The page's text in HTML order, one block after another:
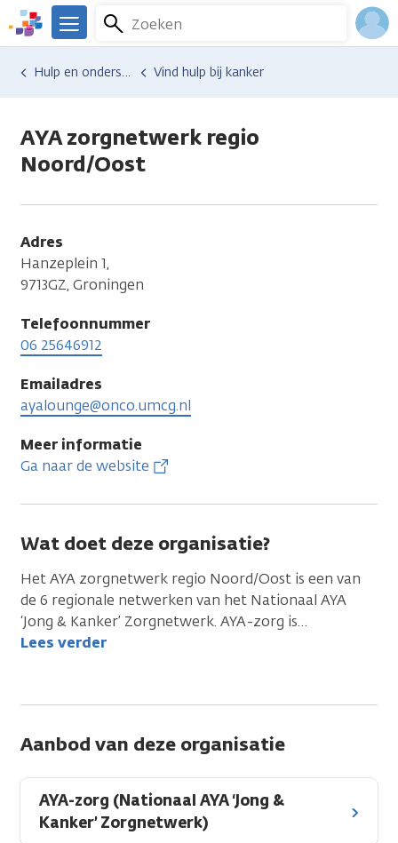
Overslaan
en
naar
We
er
Kanker.nl
Zoeken
Menu
Hulp en ondersteuning Vind hulp bij kanker
AYA zorgnetwerk regio
Noord/Oost
Adres
Hanzeplein 1,
9713GZ, Groningen
Telefoonnummer
06 25646912
Emailadres
ayalounge@onco.umcg.nl
Meer informatie
Ga naar de website
Wat doet deze organisatie?
Het AYA zorgnetwerk regio Noord/Oost is een van
de 6 regionale netwerken van het Nationaal AYA
‘Jong & Kanker’ Zorgnetwerk. AYA-zorg is…
Lees verder
Aanbod van deze organisatie
AYA-zorg (Nationaal AYA ‘Jong &
Kanker’ Zorgnetwerk)